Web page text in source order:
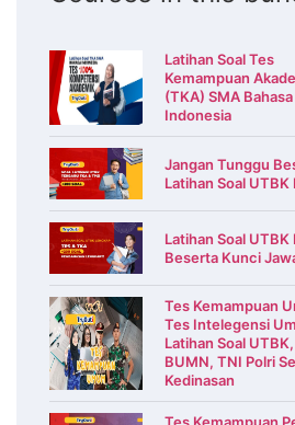
Latihan Soal Tes
Kemampuan
(TKA) SMA Bahasa
Indonesia
Jangan Tunggu
Latihan Soal UTBK
Latihan Soal UTBK
Beserta Kunci
Tes Kemampuan
Tes Intelegensi
Latihan Soal
BUMN, TNI Polri
Kedinasan